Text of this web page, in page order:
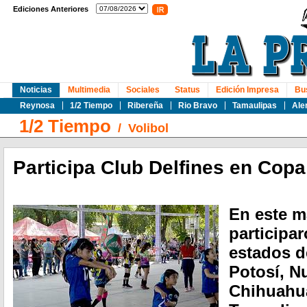
Ediciones Anteriores
Noticias
Reynosa
1/2 Tiempo Ribereña Rio Bravo Tamaulipas
Multimedia Sociales Status Edición Impresa
1/2 Tiempo / Volibol
Participa Club Delfines en
En este
estados
Potosí,